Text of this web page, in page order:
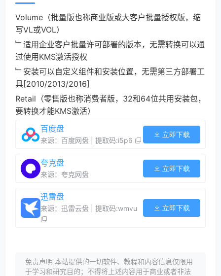
Volume（批量版也称商业版或大客户批量授权版，缩
写VL或VOL）
﹂适用企业客户批量许可部署的版本，无需转换可以通
过使用KMS激活授权
﹂安装可以自定义组件和安装位置，无需第三方部署工
具[2010/2013/2016]
Retail（零售版也称消费者版，32和64位共用安装包，
要转换才能KMS激活）
百度盘
来源：百度网盘 | 提取码:i5p6
立即下载
夸克盘
来源：夸克网盘
立即下载
迅雷盘
来源：迅雷云盘 | 提取码:wmvu 立即下载
免责声明 本站提供的一切软件、教程和内容信息仅限用
于学习和研究目的；不得将上述内容用于商业或者非法